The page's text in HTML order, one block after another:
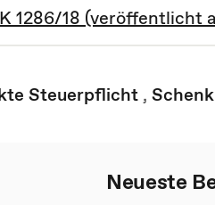
1286/18 (veröffentlicht
Steuerpflicht ,
Neueste